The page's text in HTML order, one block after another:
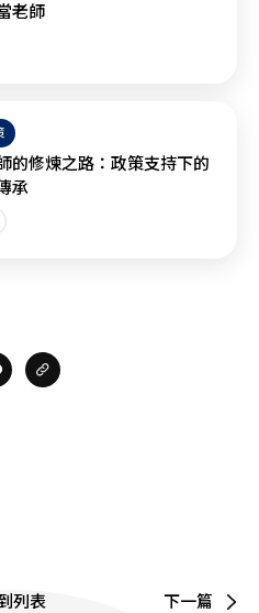
老師
的修煉之路：政策支持下的
承
列表 下一篇